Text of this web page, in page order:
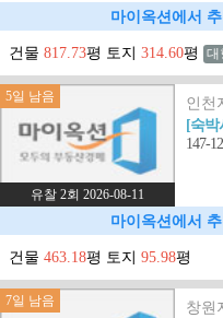
마이옥션에서
건물 817.73평 토지 314.60평 대
5일 남음
유찰 2회 2026-08-11
인천
[숙박
147-
마이옥션에서
건물 463.18평 토지 95.98평
7일 남음
창원